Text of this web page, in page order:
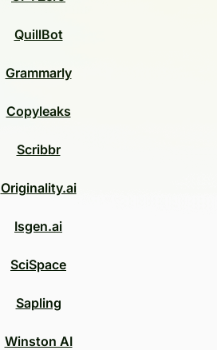
QuillBot
Grammarly
Copyleaks
Scribbr
Originality.ai
Isgen.ai
SciSpace
Sapling
Winston AI